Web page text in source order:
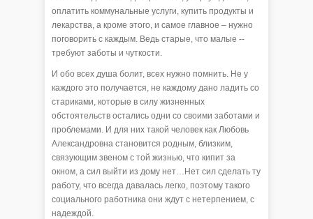
оплатить коммунальные услуги, купить продукты и
лекарства, а кроме этого, и самое главное – нужно
поговорить с каждым. Ведь старые, что малые --
требуют заботы и чуткости.
И обо всех душа болит, всех нужно помнить. Не у
каждого это получается, не каждому дано ладить со
стариками, которые в силу жизненных
обстоятельств остались одни со своими заботами и
проблемами. И для них такой человек как Любовь
Александровна становится родным, близким,
связующим звеном с той жизнью, что кипит за
окном, а сил выйти из дому нет…Нет сил сделать ту
работу, что всегда давалась легко, поэтому такого
социального работника они ждут с нетерпением, с
надеждой.